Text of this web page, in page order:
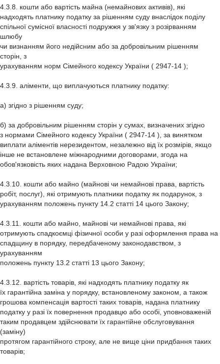
4.3.8. кошти або вартість майна (немайнових активів), які
надходять платнику податку за рішенням суду внаслідок поділу
спільної сумісної власності подружжя у зв'язку з розірванням
шлюбу
чи визнанням його недійсним або за добровільним рішенням
сторін, з
урахуванням норм Сімейного кодексу України ( 2947-14 );
4.3.9. аліменти, що виплачуються платнику податку:
а) згідно з рішенням суду;
б) за добровільним рішенням сторін у сумах, визначених згідно
з нормами Сімейного кодексу України ( 2947-14 ), за винятком
виплати аліментів нерезидентом, незалежно від їх розмірів, якщо
інше не встановлене міжнародними договорами, згода на
обов'язковість яких надана Верховною Радою України;
4.3.10. кошти або майно (майнові чи немайнові права, вартість
робіт, послуг), які отримують платники податку як подарунок, з
урахуванням положень пункту 14.2 статті 14 цього Закону;
4.3.11. кошти або майно, майнові чи немайнові права, які
отримують спадкоємці фізичної особи у разі оформлення права на
спадщину в порядку, передбаченому законодавством, з
урахуванням
положень пункту 13.2 статті 13 цього Закону;
4.3.12. вартість товарів, які надходять платнику податку як
їх гарантійна заміна у порядку, встановленому законом, а також
грошова компенсація вартості таких товарів, надана платнику
податку у разі їх повернення продавцю або особі, уповноваженій
таким продавцем здійснювати їх гарантійне обслуговування
(заміну)
протягом гарантійного строку, але не вище ціни придбання таких
товарів;